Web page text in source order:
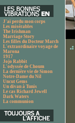
J'ai perdu mon corps
Les misérables
The Irishman
Marriage Story
Les filles du Docteur March
L'extraordinaire voyage de
Marona
1917
Jojo Rabbit
L'odyssée de Choum
La dernière vie de Simon
Notre-Dame du Nil
Uncut Gems
Un divan à Tunis
Le cas Richard Jewell
Dark Waters
La communion